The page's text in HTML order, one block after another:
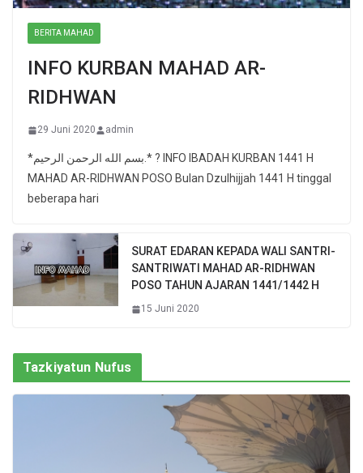
BERITA MAHAD
INFO KURBAN MAHAD AR-
RIDHWAN
29 Juni 2020 admin
*بسم الله الرحمن الرحيم.* ? INFO IBADAH KURBAN 1441 H
MAHAD AR-RIDHWAN POSO Bulan Dzulhijjah 1441 H tinggal
beberapa hari
SURAT EDARAN KEPADA WALI SANTRI-
SANTRIWATI MAHAD AR-RIDHWAN
POSO TAHUN AJARAN 1441/1442 H
15 Juni 2020
Tazkiyatun Nufus